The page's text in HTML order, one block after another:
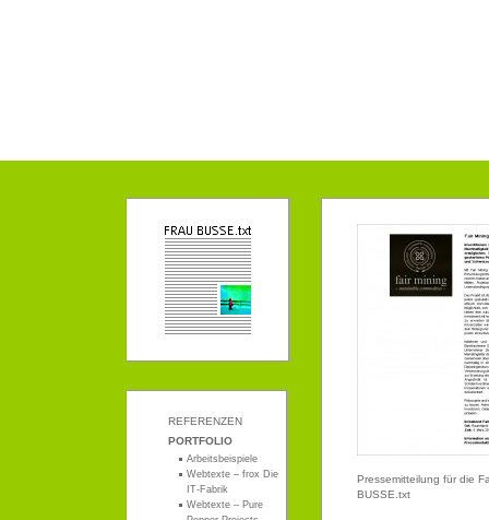
Pressemitteilung für die
BUSSE.txt
REFERENZEN
PORTFOLIO
Arbeitsbeispiele
Webtexte – frox Die
IT-Fabrik
Webtexte – Pure